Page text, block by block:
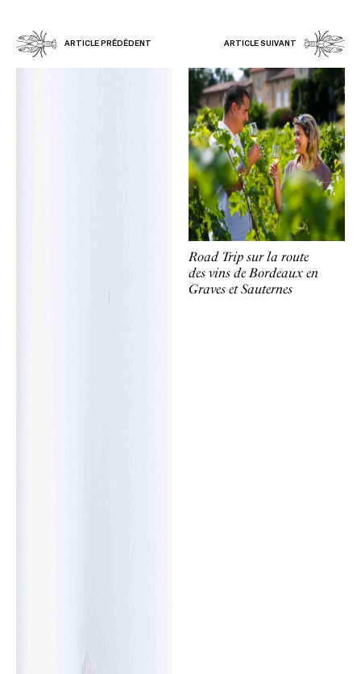
ARTICLE PRÉDÉDENT ARTICLE SUIVANT
Road Trip sur la route
des vins de Bordeaux en
Graves et Sauternes